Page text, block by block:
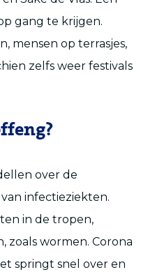
gang te krijgen.
mensen op terrasjes,
zelfs weer festivals
over de
infectieziekten.
in de tropen,
zoals wormen. Corona
springt snel over en